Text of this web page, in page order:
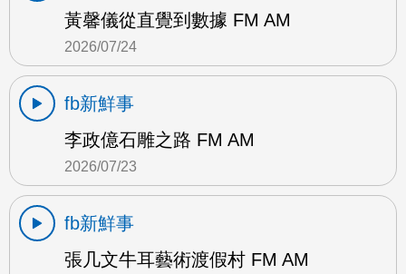
黃馨儀從直覺到數據 FM AM
2026/07/24
fb新鮮事
李政億石雕之路 FM AM
2026/07/23
fb新鮮事
張几文牛耳藝術渡假村 FM AM